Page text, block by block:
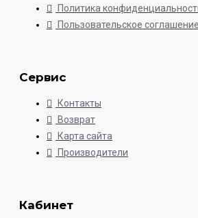
Политика
Пользовательское соглашение
Сервис
Контакты
Возврат
Карта сайта
Производители
Кабинет